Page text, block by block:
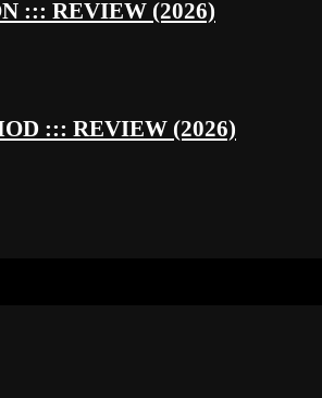
::: REVIEW (2026)
::: REVIEW (2026)